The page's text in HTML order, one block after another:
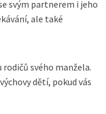
svým partnerem i jeho
ale také
svého manžela.
dětí, pokud vás